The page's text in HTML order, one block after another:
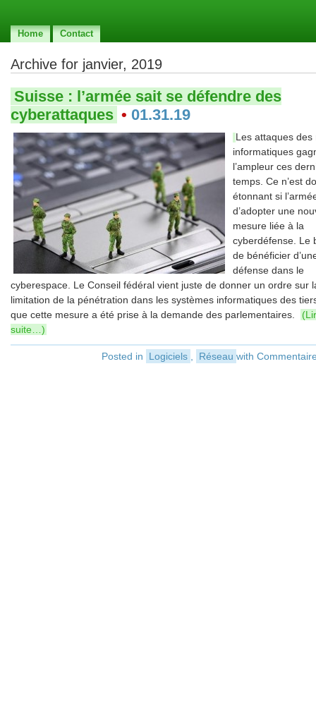
Home Contact
Archive for janvier, 2019
Suisse : l’armée sait se défendre des
cyberattaques • 01.31.19
Les attaques des
informatiques
l’ampleur ces
temps. Ce n’est
étonnant si
d’adopter une
mesure liée à la
cyberdéfense. Le
de bénéficier
défense dans le
cyberespace. Le Conseil fédéral vient juste de donner un ordre sur
limitation de la pénétration dans les systèmes informatiques des
que cette mesure a été prise à la demande des parlementaires.
suite…)
Posted in Logiciels , Réseau with